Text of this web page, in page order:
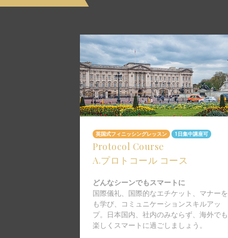
英国式フィニッシングレッスン 1日集中講座可
Protocol Course
A.プロトコール コース
どんなシーンでもスマートに
国際儀礼、国際的なエチケット、マナーを
も学び、コミュニケーションスキルアッ
プ。日本国内、社内のみならず、海外でも
楽しくスマートに過ごしましょう。